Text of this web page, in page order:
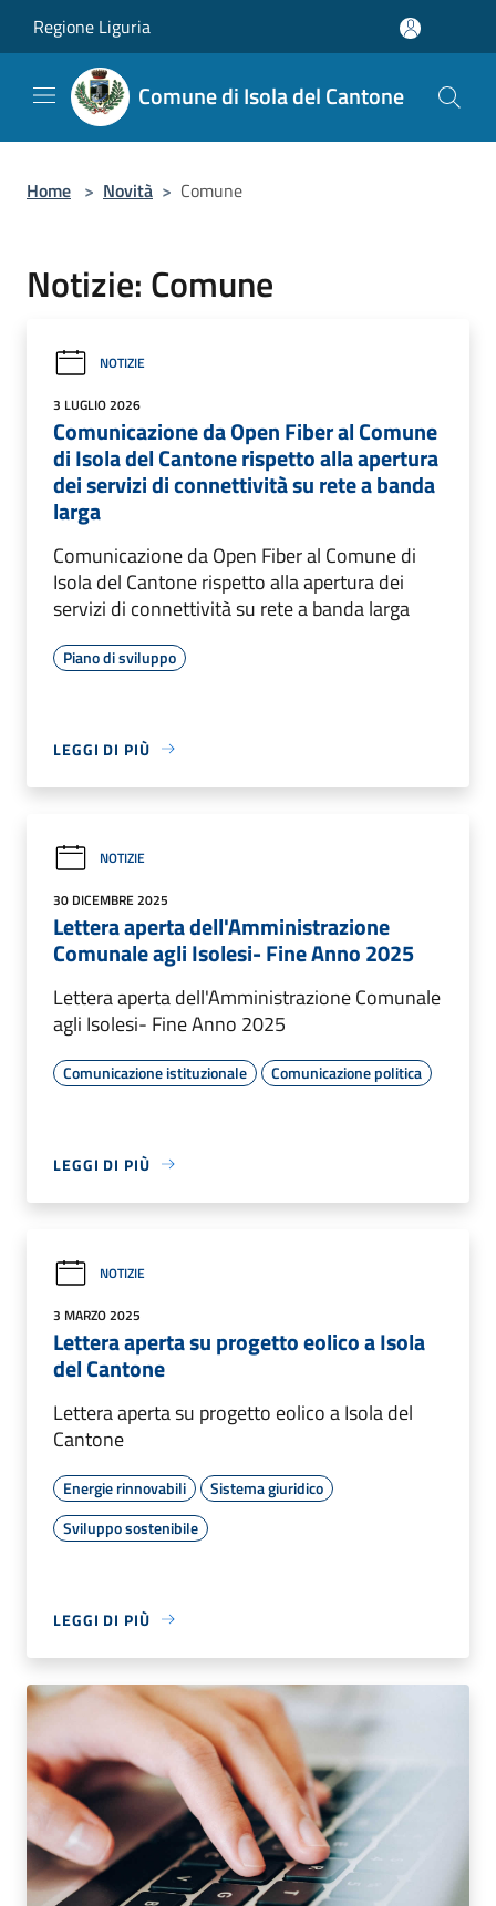
Regione Liguria
Comune di Isola del Cantone
Home > Novità > Comune
Notizie: Comune
NOTIZIE
3 LUGLIO 2026
Comunicazione da Open Fiber al Comune
di Isola del Cantone rispetto alla apertura
dei servizi di connettività su rete a banda
larga
Comunicazione da Open Fiber al Comune di
Isola del Cantone rispetto alla apertura dei
servizi di connettività su rete a banda larga
Piano di sviluppo
LEGGI DI PIÙ
NOTIZIE
30 DICEMBRE 2025
Lettera aperta dell'Amministrazione
Comunale agli Isolesi- Fine Anno 2025
Lettera aperta dell'Amministrazione Comunale
agli Isolesi- Fine Anno 2025
Comunicazione istituzionale Comunicazione politica
LEGGI DI PIÙ
NOTIZIE
3 MARZO 2025
Lettera aperta su progetto eolico a Isola
del Cantone
Lettera aperta su progetto eolico a Isola del
Cantone
Energie rinnovabili
Sistema giuridico
Sviluppo sostenibile
LEGGI DI PIÙ